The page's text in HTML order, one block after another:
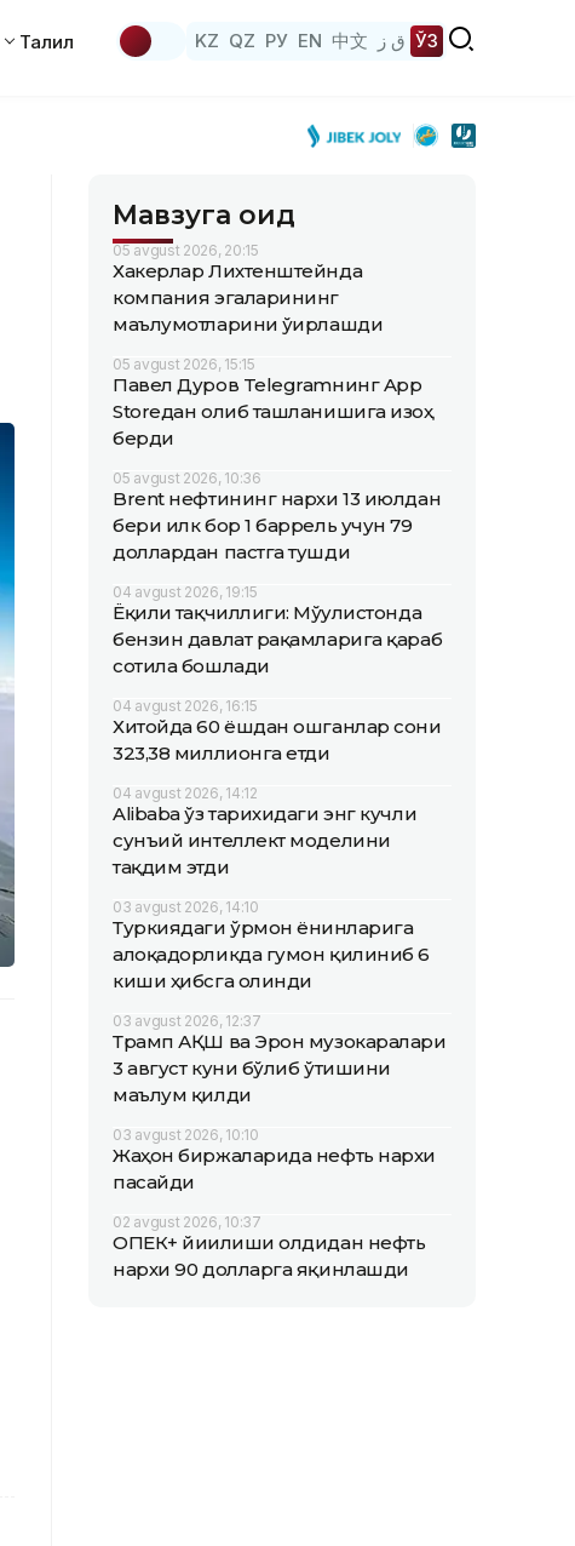
Таҳлил KZ QZ РУ EN 中文 ق ز ЎЗ
Мавзуга оид
05 avgust 2026, 20:15
Хакерлар Лихтенштейнда
компания эгаларининг
маълумотларини ўғирлашди
05 avgust 2026, 15:15
Павел Дуров Telegramнинг App
Storeдан олиб ташланишига изоҳ
берди
05 avgust 2026, 10:36
Brent нефтининг нархи 13 июлдан
бери илк бор 1 баррель учун 79
доллардан пастга тушди
04 avgust 2026, 19:15
Ёқилғи тақчиллиги: Мўғулистонда
бензин давлат рақамларига қараб
сотила бошлади
04 avgust 2026, 16:15
Хитойда 60 ёшдан ошганлар сони
323,38 миллионга етди
04 avgust 2026, 14:12
Alibaba ўз тарихидаги энг кучли
сунъий интеллект моделини
тақдим этди
03 avgust 2026, 14:10
Туркиядаги ўрмон ёнғинларига
алоқадорликда гумон қилиниб 6
киши ҳибсга олинди
03 avgust 2026, 12:37
Трамп АҚШ ва Эрон музокаралари
3 август куни бўлиб ўтишини
маълум қилди
03 avgust 2026, 10:10
Жаҳон биржаларида нефть нархи
пасайди
02 avgust 2026, 10:37
ОПEК+ йиғилиши олдидан нефть
нархи 90 долларга яқинлашди